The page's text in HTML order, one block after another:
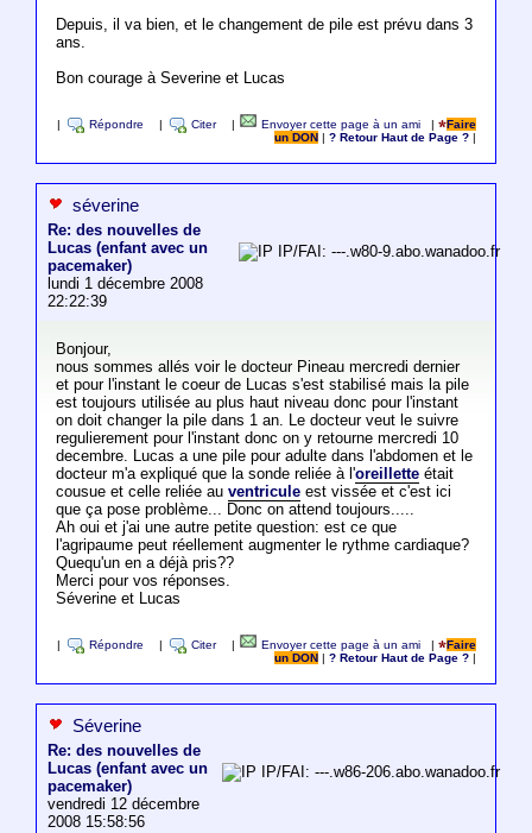
Depuis, il va bien, et le changement de pile est prévu dans 3
ans.
Bon courage à Severine et Lucas
Répondre Citer Envoyer cette page à un ami |
Faire
un DON
|? Retour Haut de Page ?
séverine
Re: des nouvelles de
Lucas (enfant avec un
pacemaker)
lundi 1 décembre 2008
22:22:39
IP/FAI: ---.w80-9.abo.wanadoo.fr
Bonjour,
nous sommes allés voir le docteur Pineau mercredi dernier
et pour l'instant le coeur de Lucas s'est stabilisé mais la pile
est toujours utilisée au plus haut niveau donc pour l'instant
on doit changer la pile dans 1 an. Le docteur veut le suivre
regulierement pour l'instant donc on y retourne mercredi 10
decembre. Lucas a une pile pour adulte dans l'abdomen et le
docteur m'a expliqué que la sonde reliée à l'oreilletteétait
cousue et celle reliée au ventriculeest vissée et c'est ici
que ça pose problème... Donc on attend toujours.....
Ah oui et j'ai une autre petite question: est ce que
l'agripaume peut réellement augmenter le rythme cardiaque?
Quequ'un en a déjà pris??
Merci pour vos réponses.
Séverine et Lucas
Répondre Citer Envoyer cette page à un ami |
Faire
un DON
|? Retour Haut de Page ?
Séverine
Re: des nouvelles de
Lucas (enfant avec un
pacemaker)
vendredi 12 décembre
2008 15:58:56
IP/FAI: ---.w86-206.abo.wanadoo.fr